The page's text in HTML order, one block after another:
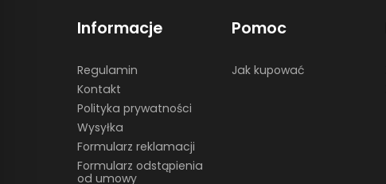
Informacje
Regulamin
Kontakt
Polityka prywatności
Wysyłka
Formularz reklamacji
Formularz odstąpienia
od umowy
Pomoc
Jak kupować